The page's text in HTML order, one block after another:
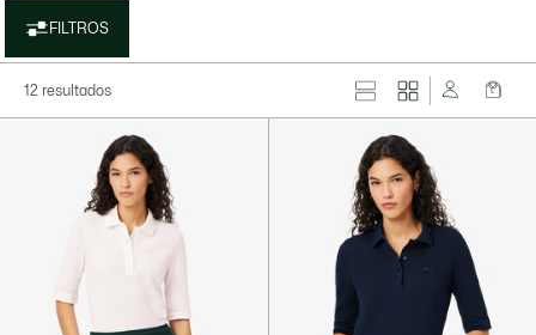
FILTROS
12 resultados